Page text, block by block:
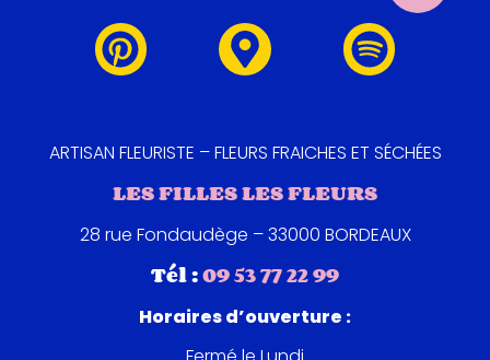
ARTISAN FLEURISTE – FLEURS FRAICHES ET SÉCHÉES
LES FILLES LES FLEURS
28 rue Fondaudège – 33000 BORDEAUX
Tél :09 53 77 22 99
Horaires d’ouverture :